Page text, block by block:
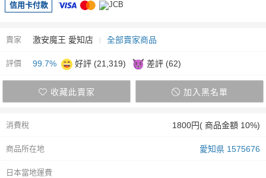
信用卡付款
賣家 激安魔王 愛知店 全部賣家商品
評價 99.7% 好評 (21,319) 差評 (62)
收藏此賣家 加入黑名單
消費稅 1800円( 商品金額 10%)
商品所在地 愛知県 1575676
日本當地運費